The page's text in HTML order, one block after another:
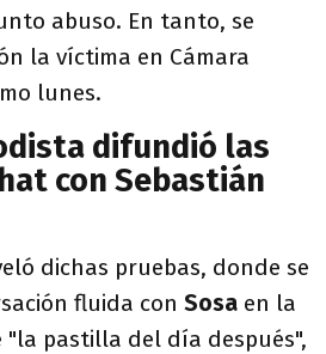
abuso. En tanto, se
la víctima en Cámara
lunes.
difundió las
con Sebastián
dichas pruebas, donde se
fluida con Sosa en la
"la pastilla del día después",